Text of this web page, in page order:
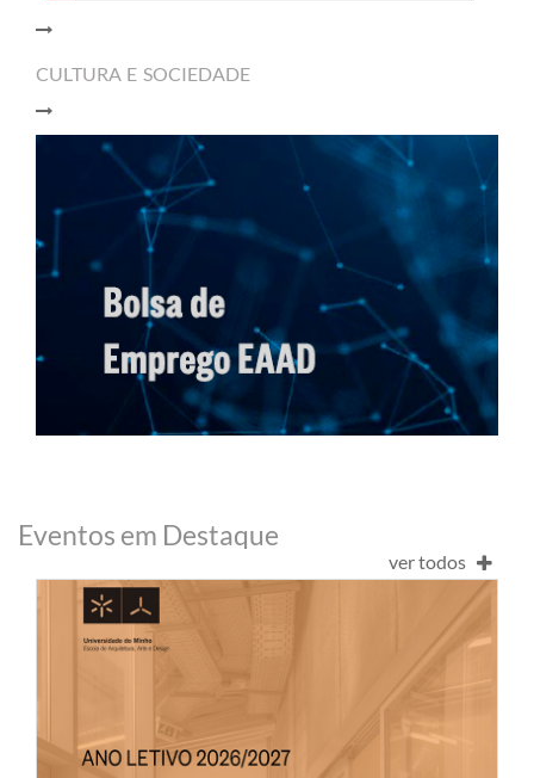
CULTURA E SOCIEDADE
​Eventos em Destaque
ver todos